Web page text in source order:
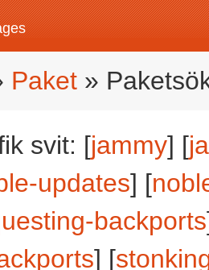
Paket »
svit: [jammy] [
updates] [
backports
] [